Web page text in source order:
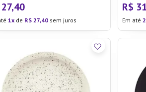
27,40
1 de R$ 27,40 sem juros
R$ 31
Em até 2